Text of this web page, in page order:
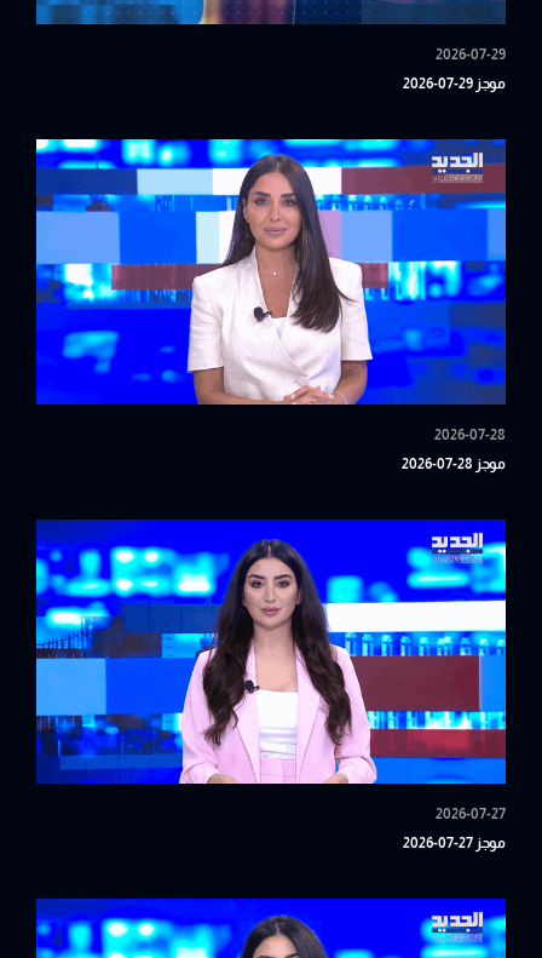
2026-07-29
موجز 29-07-2026
2026-07-28
موجز 28-07-2026
2026-07-27
موجز 27-07-2026